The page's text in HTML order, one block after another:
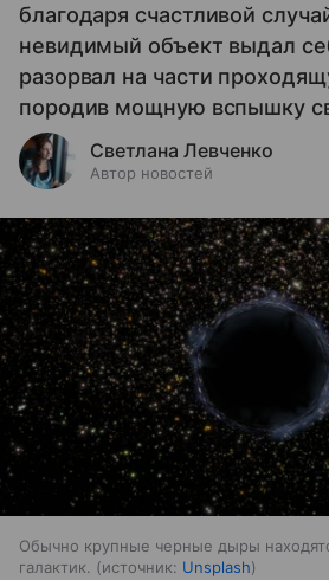
благодаря счастливой
невидимый объект выдал
разорвал на части
породив мощную вспышку
Светлана Левченко
Автор новостей
Обычно крупные черные дыры
галактик.
источник: Unsplash